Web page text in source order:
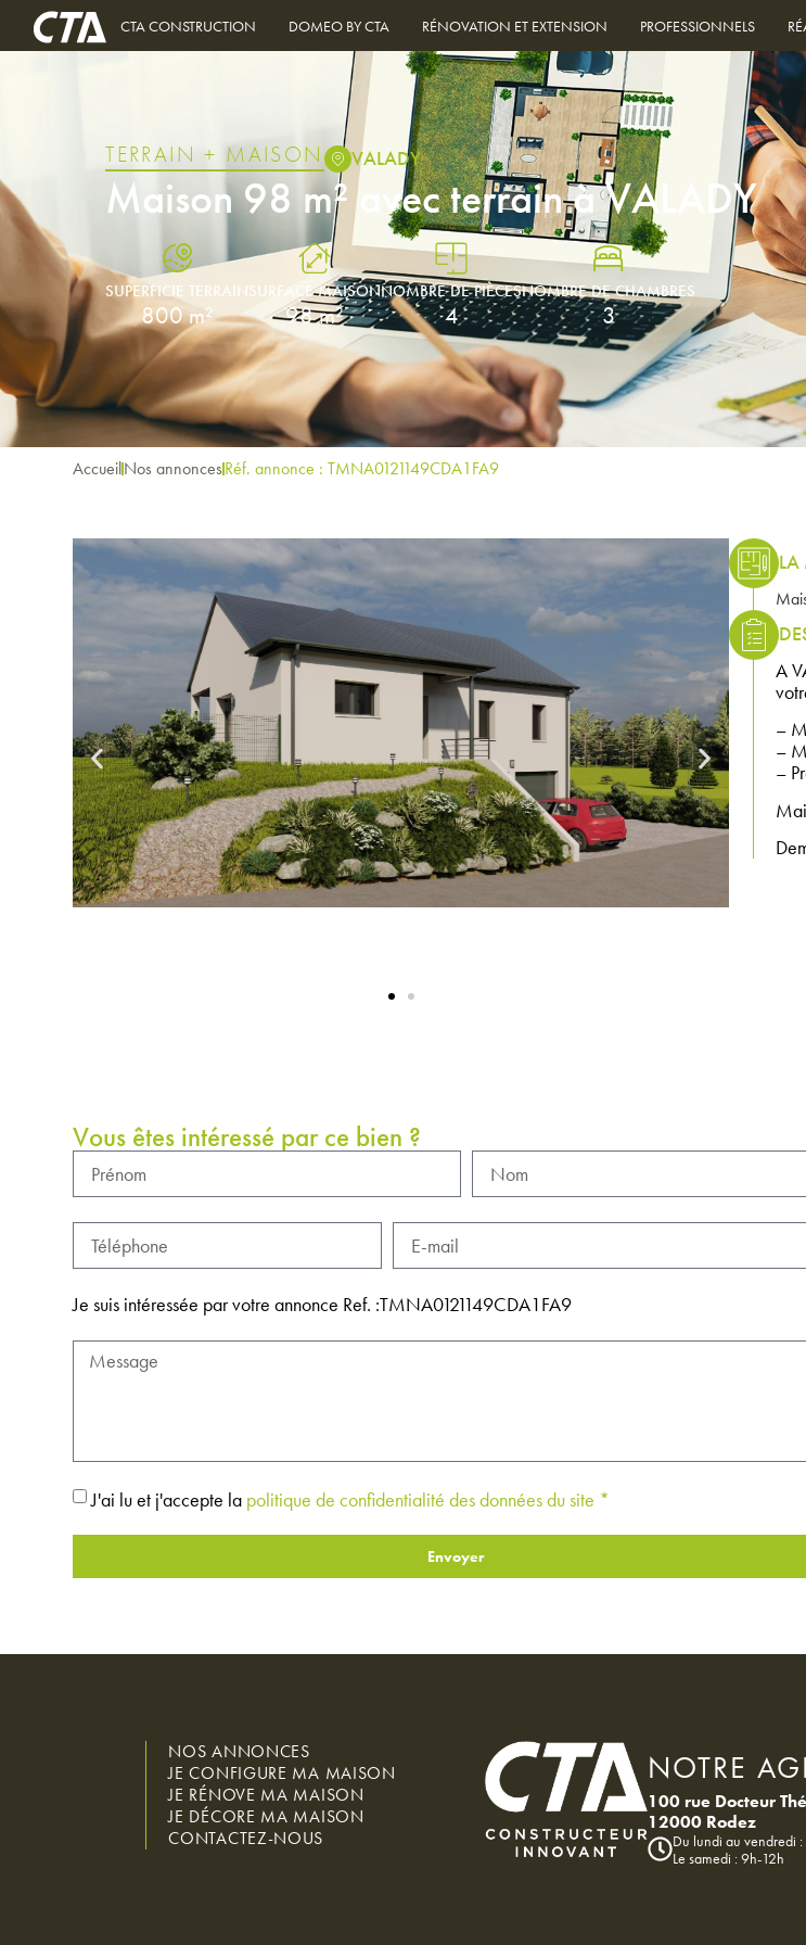
CTA CONSTRUCTION DOMEO BY CTA RÉNOVATION ET EXTENSION PROFESSIONNELS
TERRAIN + MAISON VALADY
Maison 98 m² avec terrain à VALADY
SUPERFICIE TERRAIN
800 m²
SURFACE MAISON
98 m²
NOMBRE DE PIÈCES
4
NOMBRE DE CHAMBRES
3
AccueilNos annoncesRéf. annonce : TMNA0121149CDA1FA9
A
–
–
–
Vous êtes intéressé par ce bien ?
Je suis intéressée par votre annonce Ref. :TMNA0121149CDA1FA9
J'ai lu et j'accepte la politique de confidentialité des données du site *
Envoyer
NOS ANNONCES
JE CONFIGURE MA MAISON
JE RÉNOVE MA MAISON
JE DÉCORE MA MAISON
CONTACTEZ-NOUS
NOTRE
100 rue Docteur
12000 Rodez
Du lundi au vendredi
Le samedi : 9h-12h